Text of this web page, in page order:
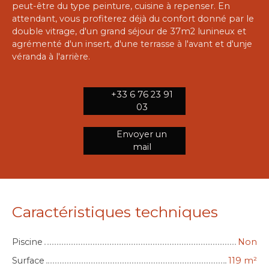
peut-être du type peinture, cuisine à repenser. En
attendant, vous profiterez déjà du confort donné par le
double vitrage, d'un grand séjour de 37m2 lunineux et
agrémenté d'un insert, d'une terrasse à l'avant et d'unje
véranda à l'arrière.
+33 6 76 23 91
03
Envoyer un
mail
Caractéristiques techniques
Piscine
Non
Surface
119 m²